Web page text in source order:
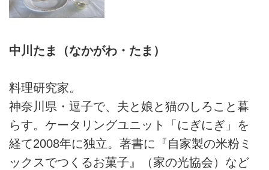
中川たま（なかがわ・たま）
料理研究家。
神奈川県・逗子で、夫と娘と猫のしろこと暮
らす。ケータリングユニット「にぎにぎ」を
経て2008年に独立。著書に『自家製の米粉ミ
ックスでつくるお菓子』（家の光協会）など